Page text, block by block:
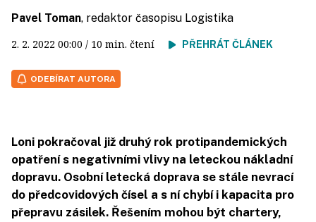
Pavel Toman, redaktor časopisu Logistika
2. 2. 2022 00:00 / 10 min. čtení PŘEHRÁT ČLÁNEK
ODEBÍRAT AUTORA
Loni pokračoval již druhý rok protipandemických
opatření s negativními vlivy na leteckou nákladní
dopravu. Osobní letecká doprava se stále nevrací
do předcovidových čísel a s ní chybí i kapacita pro
přepravu zásilek. Řešením mohou být chartery,